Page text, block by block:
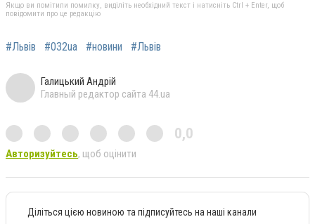
Якщо ви помітили помилку, виділіть необхідний текст і натисніть Ctrl + Enter, щоб
повідомити про це редакцію
#Львів #032ua #новини #Львів
Галицький Андрій
Главный редактор сайта 44.ua
0,0
Авторизуйтесь, щоб оцінити
Діліться цією новиною та підписуйтесь на наші канали